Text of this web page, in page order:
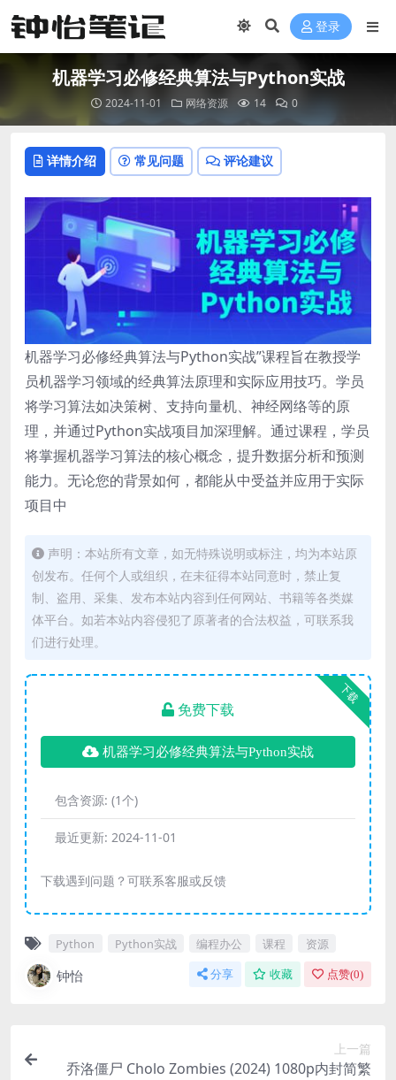
登录
机器学习必修经典算法与Python实战
2024-11-01 网络资源 14 0
详情介绍 常见问题 评论建议
机器学习必修经典算法与Python实战”课程旨在教授学
员机器学习领域的经典算法原理和实际应用技巧。学员
将学习算法如决策树、支持向量机、神经网络等的原
理，并通过Python实战项目加深理解。通过课程，学员
将掌握机器学习算法的核心概念，提升数据分析和预测
能力。无论您的背景如何，都能从中受益并应用于实际
项目中
声明：本站所有文章，如无特殊说明或标注，均为本站原
创发布。任何个人或组织，在未征得本站同意时，禁止复
制、盗用、采集、发布本站内容到任何网站、书籍等各类媒
体平台。如若本站内容侵犯了原著者的合法权益，可联系我
们进行处理。
下载
免费下载
机器学习必修经典算法与Python实战
包含资源: (1个)
最近更新: 2024-11-01
下载遇到问题？可联系客服或反馈
Python Python实战 编程办公 课程 资源
钟怡 分享 收藏 点赞(0)
上一篇
乔洛僵尸 Cholo Zombies (2024) 1080p内封简繁